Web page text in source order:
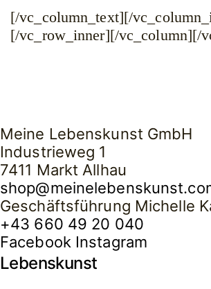
[/vc_column_text][/
[/vc_row_inner][/vc_column][/
Meine Lebenskunst GmbH
Industrieweg 1
7411 Markt Allhau
Geschäftsführung Michelle
+43 660 49 20 040
Facebook Instagram
Lebenskunst